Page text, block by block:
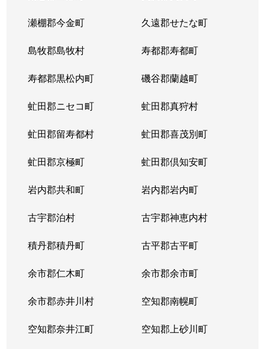
瀬棚郡今金町 久遠郡せたな町
島牧郡島牧村 寿都郡寿都町
寿都郡黒松内町 磯谷郡蘭越町
虻田郡ニセコ町 虻田郡真狩村
虻田郡留寿都村 虻田郡喜茂別町
虻田郡京極町 虻田郡倶知安町
岩内郡共和町 岩内郡岩内町
古宇郡泊村 古宇郡神恵内村
積丹郡積丹町 古平郡古平町
余市郡仁木町 余市郡余市町
余市郡赤井川村 空知郡南幌町
空知郡奈井江町 空知郡上砂川町